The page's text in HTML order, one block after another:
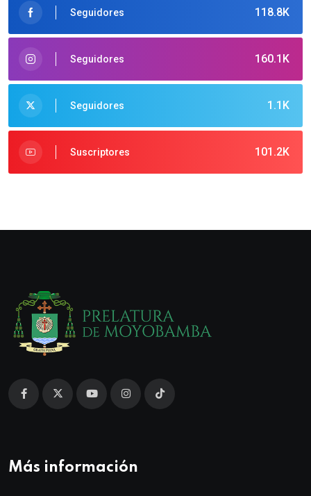
118.8K
Seguidores
160.1K
Seguidores
1.1K
Seguidores
101.2K
Suscriptores
Más información